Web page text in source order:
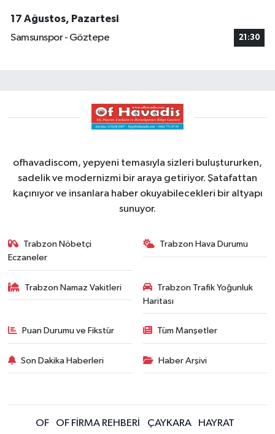
17 Ağustos, Pazartesi
Samsunspor - Göztepe
21:30
ofhavadiscom, yepyeni temasıyla sizleri buluştururken,
sadelik ve modernizmi bir araya getiriyor. Şatafattan
kaçınıyor ve insanlara haber okuyabilecekleri bir altyapı
sunuyor.
Trabzon Nöbetçi
Eczaneler
Trabzon Hava Durumu
Trabzon Namaz Vakitleri
Trabzon Trafik Yoğunluk
Haritası
Puan Durumu ve Fikstür Tüm Manşetler
Son Dakika Haberleri Haber Arşivi
OF OF FİRMA REHBERİ ÇAYKARA
HAYRAT